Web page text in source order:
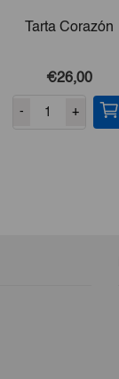
Tarta Corazón
€26,00
- +